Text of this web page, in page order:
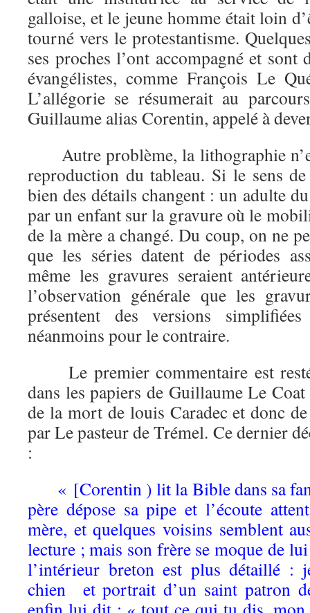
galloise, et le jeune homme était loin
tourné vers le protestantisme.
ses proches l’ont accompagné et sont
évangélistes, comme François Le
L’allégorie se résumerait au
Guillaume alias Corentin, appelé à
Autre problème, la lithographie
reproduction du tableau. Si le sens
bien des détails changent : un adulte
par un enfant sur la gravure où le
de la mère a changé. Du coup, on ne
que les séries datent de périodes
même les gravures seraient
l’observation générale que les
présentent des versions
néanmoins pour le contraire.
Le premier commentaire est
dans les papiers de Guillaume Le
de la mort de louis Caradec et donc
par Le pasteur de Trémel. Ce dernier
:
« [Corentin ) lit la Bible dans sa
père dépose sa pipe et l’écoute
mère, et quelques voisins semblent
lecture ; mais son frère se moque de
l’intérieur breton est plus détaillé :
chien et portrait d’un saint patron